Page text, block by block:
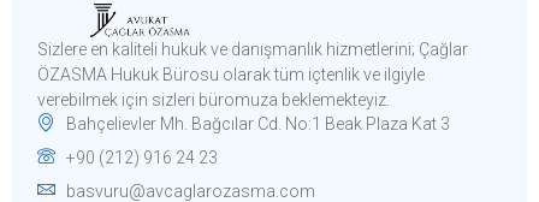
Sizlere en kaliteli hukuk ve danışmanlık hizmetlerini; Çağlar
ÖZASMA Hukuk Bürosu olarak tüm içtenlik ve ilgiyle
verebilmek için sizleri büromuza beklemekteyiz.​
Bahçelievler Mh. Bağcılar Cd. No:1 Beak Plaza Kat 3
+90 (212) 916 24 23
basvuru@avcaglarozasma.com